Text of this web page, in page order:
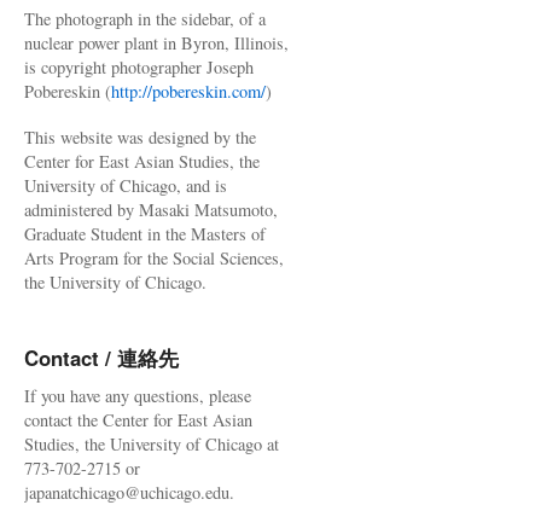
The photograph in the sidebar, of a
nuclear power plant in Byron, Illinois,
is copyright photographer Joseph
Pobereskin (http://pobereskin.com/)
This website was designed by the
Center for East Asian Studies, the
University of Chicago, and is
administered by Masaki Matsumoto,
Graduate Student in the Masters of
Arts Program for the Social Sciences,
the University of Chicago.
Contact / 連絡先
If you have any questions, please
contact the Center for East Asian
Studies, the University of Chicago at
773-702-2715 or
japanatchicago@uchicago.edu.